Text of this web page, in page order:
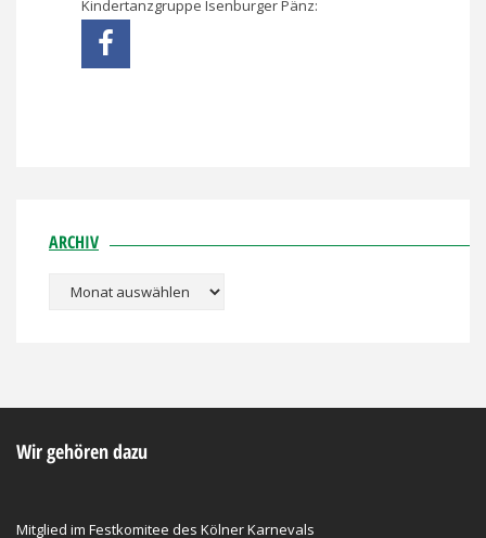
Kindertanzgruppe Isenburger Pänz:
ARCHIV
Archiv
Wir gehören dazu
Mitglied im Festkomitee des Kölner Karnevals